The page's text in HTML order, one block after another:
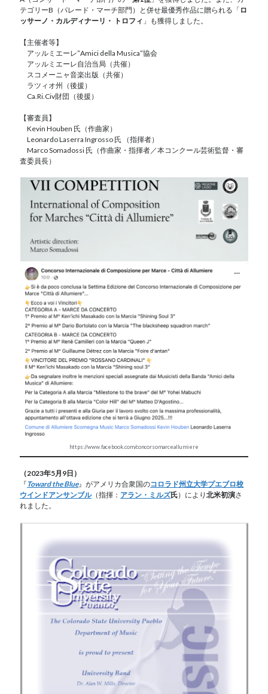
テゴリーB（パレード・マーチ部門）と併せ最優秀作品に贈られる「 ロ
ッサーノ・カルディナーリ・ トロフィ 」も獲得しました。
【主催者等】
アッルミエーレ”Amici della Musica”協会
アッルミエーレ自治当局（共催）
スコメーニャ音楽出版（共催）
ラツィオ州（後援）
Ca.Ri.Civ財団（後援）
【審査員】
Kevin Houben 氏（作曲家）
Leonardo Laserra Ingrosso 氏 （指揮者）
Marco Somadossi 氏（作曲家・指揮者／本コンクール芸術監督・審
査委員長）
https://www.facebook.com/concorsomarceallumiere
（2023年5月9日）
『 Toward the Blue』がアメリカ合衆国のコロラド州立大学プエブロ校
ウインドアンサンブル（指揮： アラン・ミルズ氏）により北米初演さ
れました。